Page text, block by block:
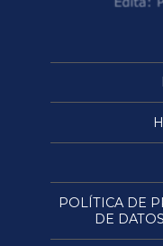
POLÍTICA DE
DE